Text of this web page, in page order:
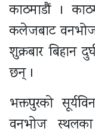
काठमाडौं ।
कलेजबाट
शुक्रबार बिहान
छन् ।
भक्तपुरको
वनभोज स्थलका